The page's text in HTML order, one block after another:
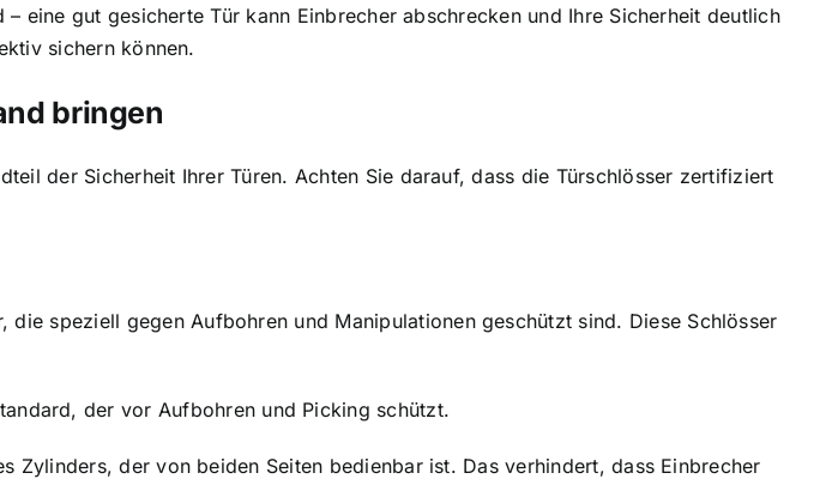
eine gut gesicherte Tür kann Einbrecher abschrecken und Ihre Sicherheit deutlich
sichern können.
bringen
der Sicherheit Ihrer Türen. Achten Sie darauf, dass die Türschlösser zertifiziert
die speziell gegen Aufbohren und Manipulationen geschützt sind. Diese Schlösser
der vor Aufbohren und Picking schützt.
Zylinders, der von beiden Seiten bedienbar ist. Das verhindert, dass Einbrecher